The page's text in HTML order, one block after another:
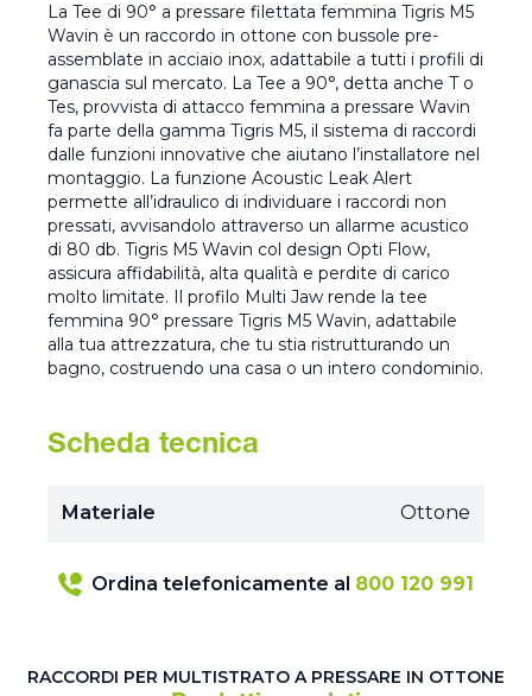
La Tee di 90° a pressare filettata femmina Tigris M5
Wavin è un raccordo in ottone con bussole pre-
assemblate in acciaio inox, adattabile a tutti i profili di
ganascia sul mercato. La Tee a 90°, detta anche T o
Tes, provvista di attacco femmina a pressare Wavin
fa parte della gamma Tigris M5, il sistema di raccordi
dalle funzioni innovative che aiutano l’installatore nel
montaggio. La funzione Acoustic Leak Alert
permette all’idraulico di individuare i raccordi non
pressati, avvisandolo attraverso un allarme acustico
di 80 db. Tigris M5 Wavin col design Opti Flow,
assicura affidabilità, alta qualità e perdite di carico
molto limitate. Il profilo Multi Jaw rende la tee
femmina 90° pressare Tigris M5 Wavin, adattabile
alla tua attrezzatura, che tu stia ristrutturando un
bagno, costruendo una casa o un intero condominio.
Scheda tecnica
Materiale Ottone
Ordina telefonicamente al 800 120 991
RACCORDI PER MULTISTRATO A PRESSARE IN OTTONE